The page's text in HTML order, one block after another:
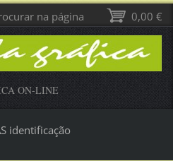
ON-LINE
identificação
0,00 €
na página